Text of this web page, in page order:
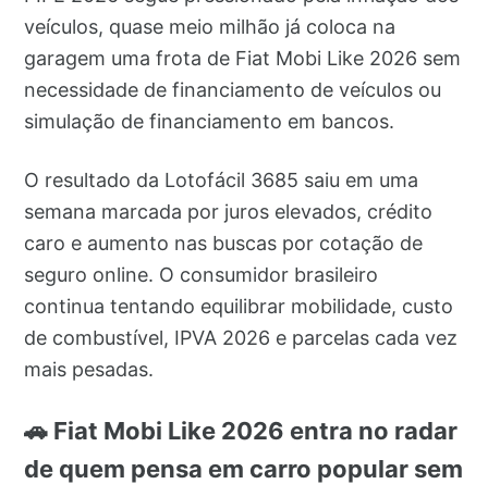
veículos, quase meio milhão já coloca na
garagem uma frota de Fiat Mobi Like 2026 sem
necessidade de financiamento de veículos ou
simulação de financiamento em bancos.
O resultado da Lotofácil 3685 saiu em uma
semana marcada por juros elevados, crédito
caro e aumento nas buscas por cotação de
seguro online. O consumidor brasileiro
continua tentando equilibrar mobilidade, custo
de combustível, IPVA 2026 e parcelas cada vez
mais pesadas.
🚗 Fiat Mobi Like 2026 entra no radar
de quem pensa em carro popular sem